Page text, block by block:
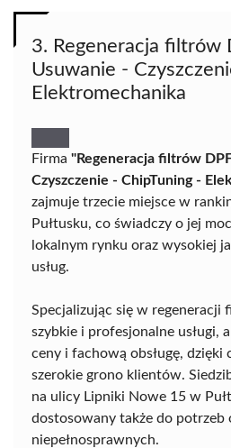
3. Regeneracja filtrów
Usuwanie -
Elektromechanika
Firma "Regeneracja filtrów
Czyszczenie - ChipTuning -
zajmuje trzecie miejsce w
Pułtusku, co świadczy o jej
lokalnym rynku oraz wysokiej
usług.
Specjalizując się w regeneracji
szybkie i profesjonalne usługi,
ceny i fachową obsługę, dzięki
szerokie grono klientów.
na ulicy Lipniki Nowe 15 w
dostosowany także do potrzeb
niepełnosprawnych.